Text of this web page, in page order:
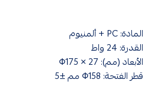
المادة: ‎PC + ألمنيوم
القدرة: ‎24 واط
الأبعاد (مم): ‎Φ175 × 27
قطر الفتحة: ‎Φ158 مم ±5